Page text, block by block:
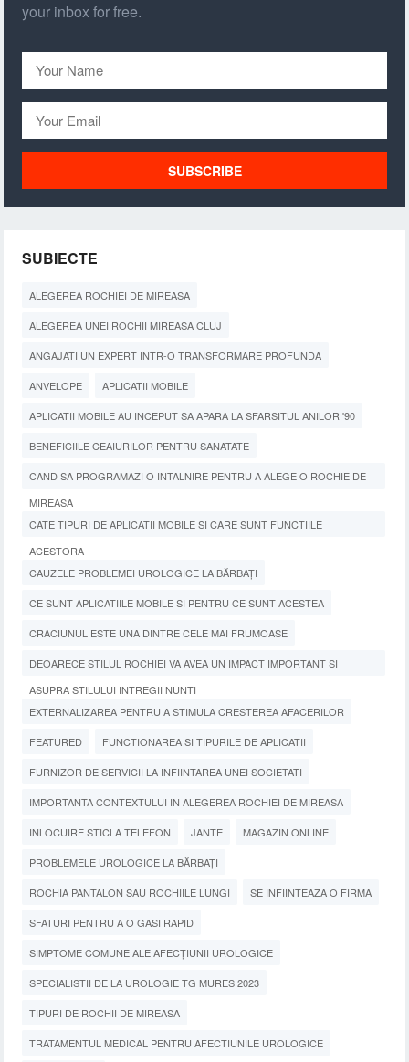
your inbox for free.
SUBIECTE
ALEGEREA ROCHIEI DE MIREASA
ALEGEREA UNEI ROCHII MIREASA CLUJ
ANGAJATI UN EXPERT INTR-O TRANSFORMARE PROFUNDA
ANVELOPE APLICATII MOBILE
APLICATII MOBILE AU INCEPUT SA APARA LA SFARSITUL ANILOR '90
BENEFICIILE CEAIURILOR PENTRU SANATATE
CAND SA PROGRAMAZI O INTALNIRE PENTRU A ALEGE O ROCHIE DE
MIREASA
CATE TIPURI DE APLICATII MOBILE SI CARE SUNT FUNCTIILE
ACESTORA
CAUZELE PROBLEMEI UROLOGICE LA BĂRBAȚI
CE SUNT APLICATIILE MOBILE SI PENTRU CE SUNT ACESTEA
CRACIUNUL ESTE UNA DINTRE CELE MAI FRUMOASE
DEOARECE STILUL ROCHIEI VA AVEA UN IMPACT IMPORTANT SI
ASUPRA STILULUI INTREGII NUNTI
EXTERNALIZAREA PENTRU A STIMULA CRESTEREA AFACERILOR
FEATURED FUNCTIONAREA SI TIPURILE DE APLICATII
FURNIZOR DE SERVICII LA INFIINTAREA UNEI SOCIETATI
IMPORTANTA CONTEXTULUI IN ALEGEREA ROCHIEI DE MIREASA
INLOCUIRE STICLA TELEFON JANTE MAGAZIN ONLINE
PROBLEMELE UROLOGICE LA BĂRBAȚI
ROCHIA PANTALON SAU ROCHIILE LUNGI SE INFIINTEAZA O FIRMA
SFATURI PENTRU A O GASI RAPID
SIMPTOME COMUNE ALE AFECȚIUNII UROLOGICE
SPECIALISTII DE LA UROLOGIE TG MURES 2023
TIPURI DE ROCHII DE MIREASA
TRATAMENTUL MEDICAL PENTRU AFECTIUNILE UROLOGICE